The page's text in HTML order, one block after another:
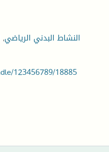
النشاط البدني الرياضي,
123456789/18885